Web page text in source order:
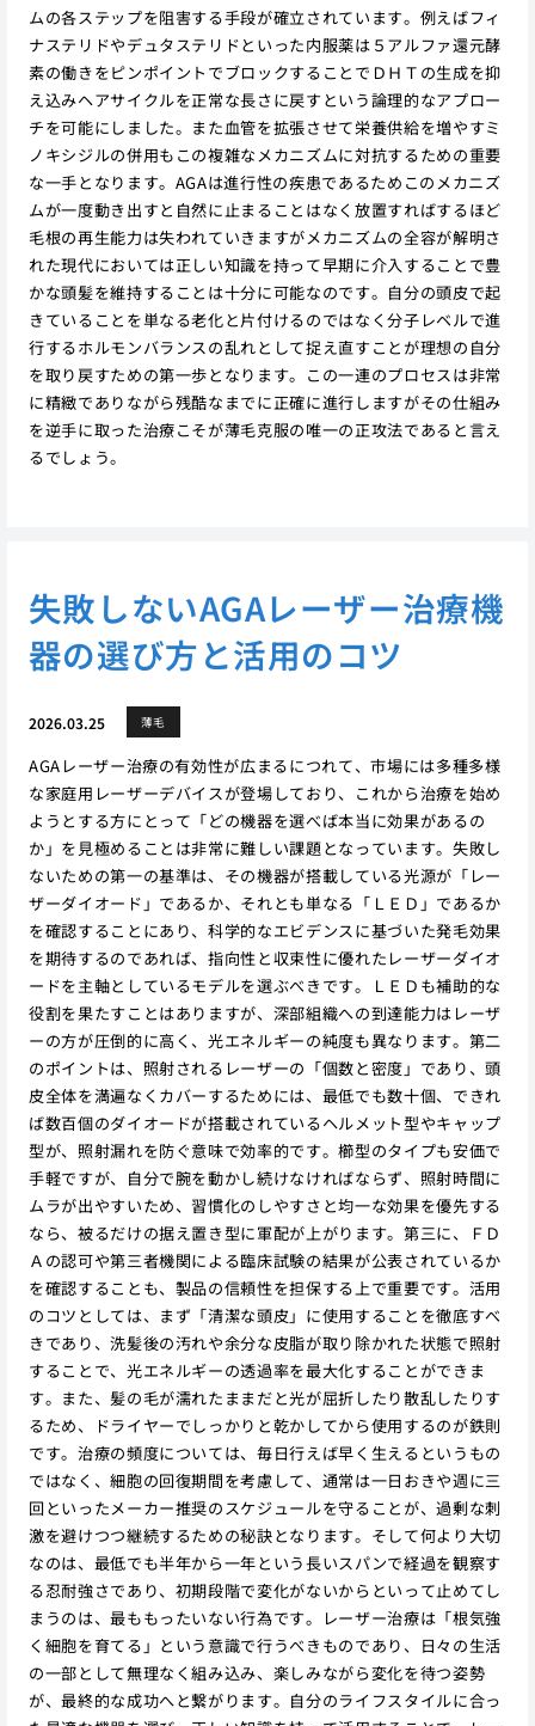
ムの各ステップを阻害する手段が確立されています。例えばフィ
ナステリドやデュタステリドといった内服薬は５アルファ還元酵
素の働きをピンポイントでブロックすることでＤＨＴの生成を抑
え込みヘアサイクルを正常な長さに戻すという論理的なアプロー
チを可能にしました。また血管を拡張させて栄養供給を増やすミ
ノキシジルの併用もこの複雑なメカニズムに対抗するための重要
な一手となります。AGAは進行性の疾患であるためこのメカニズ
ムが一度動き出すと自然に止まることはなく放置すればするほど
毛根の再生能力は失われていきますがメカニズムの全容が解明さ
れた現代においては正しい知識を持って早期に介入することで豊
かな頭髪を維持することは十分に可能なのです。自分の頭皮で起
きていることを単なる老化と片付けるのではなく分子レベルで進
行するホルモンバランスの乱れとして捉え直すことが理想の自分
を取り戻すための第一歩となります。この一連のプロセスは非常
に精緻でありながら残酷なまでに正確に進行しますがその仕組み
を逆手に取った治療こそが薄毛克服の唯一の正攻法であると言え
るでしょう。
失敗しないAGAレーザー治療機
器の選び方と活用のコツ
2026.03.25 薄毛
AGAレーザー治療の有効性が広まるにつれて、市場には多種多様
な家庭用レーザーデバイスが登場しており、これから治療を始め
ようとする方にとって「どの機器を選べば本当に効果があるの
か」を見極めることは非常に難しい課題となっています。失敗し
ないための第一の基準は、その機器が搭載している光源が「レー
ザーダイオード」であるか、それとも単なる「ＬＥＤ」であるか
を確認することにあり、科学的なエビデンスに基づいた発毛効果
を期待するのであれば、指向性と収束性に優れたレーザーダイオ
ードを主軸としているモデルを選ぶべきです。ＬＥＤも補助的な
役割を果たすことはありますが、深部組織への到達能力はレーザ
ーの方が圧倒的に高く、光エネルギーの純度も異なります。第二
のポイントは、照射されるレーザーの「個数と密度」であり、頭
皮全体を満遍なくカバーするためには、最低でも数十個、できれ
ば数百個のダイオードが搭載されているヘルメット型やキャップ
型が、照射漏れを防ぐ意味で効率的です。櫛型のタイプも安価で
手軽ですが、自分で腕を動かし続けなければならず、照射時間に
ムラが出やすいため、習慣化のしやすさと均一な効果を優先する
なら、被るだけの据え置き型に軍配が上がります。第三に、ＦＤ
Ａの認可や第三者機関による臨床試験の結果が公表されているか
を確認することも、製品の信頼性を担保する上で重要です。活用
のコツとしては、まず「清潔な頭皮」に使用することを徹底すべ
きであり、洗髪後の汚れや余分な皮脂が取り除かれた状態で照射
することで、光エネルギーの透過率を最大化することができま
す。また、髪の毛が濡れたままだと光が屈折したり散乱したりす
るため、ドライヤーでしっかりと乾かしてから使用するのが鉄則
です。治療の頻度については、毎日行えば早く生えるというもの
ではなく、細胞の回復期間を考慮して、通常は一日おきや週に三
回といったメーカー推奨のスケジュールを守ることが、過剰な刺
激を避けつつ継続するための秘訣となります。そして何より大切
なのは、最低でも半年から一年という長いスパンで経過を観察す
る忍耐強さであり、初期段階で変化がないからといって止めてし
まうのは、最ももったいない行為です。レーザー治療は「根気強
く細胞を育てる」という意識で行うべきものであり、日々の生活
の一部として無理なく組み込み、楽しみながら変化を待つ姿勢
が、最終的な成功へと繋がります。自分のライフスタイルに合っ